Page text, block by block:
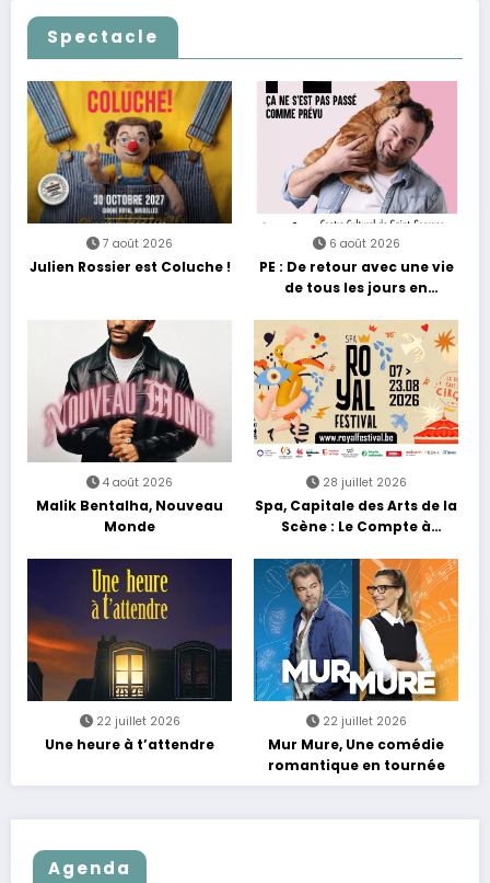
Spectacle
7 août 2026
Julien Rossier est Coluche !
6 août 2026
PE : De retour avec une vie
de tous les jours en
4 août 2026
Malik Bentalha, Nouveau
Monde
28 juillet 2026
Spa, Capitale des Arts de la
Scène : Le Compte à
22 juillet 2026
Une heure à t’attendre
22 juillet 2026
Mur Mure, Une comédie
romantique en tournée
Agenda